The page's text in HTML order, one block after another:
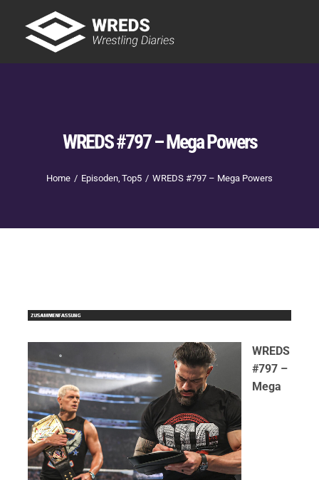
content
WREDS #797 – Mega Powers
Home Episoden Top5 WREDS #797 – Mega Powers
WREDS
#797 –
Mega